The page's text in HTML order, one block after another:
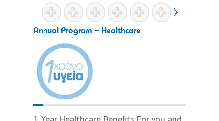
Annual Program – Healthcare